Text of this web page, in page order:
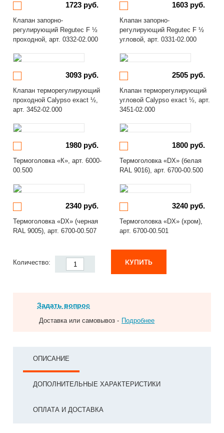
1723 руб.
Клапан запорно-
регулирующий Regutec F ½
проходной, арт. 0332-02.000
1603 руб.
Клапан запорно-
регулирующий Regutec F ½
угловой, арт. 0331-02.000
3093 руб.
Клапан терморегулирующий
проходной Calypso exact ½,
арт. 3452-02.000
2505 руб.
Клапан терморегулирующий
угловой Calypso exact ½, арт.
3451-02.000
1980 руб.
Термоголовка «К», арт. 6000-
00.500
1800 руб.
Термоголовка «DX» (белая
RAL 9016), арт. 6700-00.500
2340 руб.
Термоголовка «DX» (черная
RAL 9005), арт. 6700-00.507
3240 руб.
Термоголовка «DX» (хром),
арт. 6700-00.501
Количество: КУПИТЬ
Задать вопрос
Доставка или самовывоз - Подробнее
ОПИСАНИЕ
ДОПОЛНИТЕЛЬНЫЕ ХАРАКТЕРИСТИКИ
ОПЛАТА И ДОСТАВКА